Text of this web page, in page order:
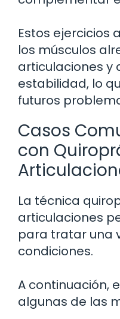
Estos ejercicios
los músculos
articulaciones y
estabilidad, lo
futuros
Casos
con
La técnica
articulaciones
para tratar una
condiciones.
A continuación,
algunas de las